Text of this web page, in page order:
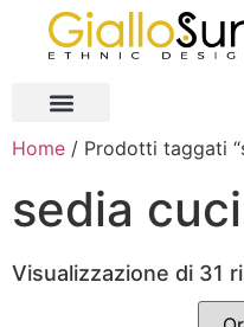
Home / Prodotti taggati
sedia
Visualizzazione di 31